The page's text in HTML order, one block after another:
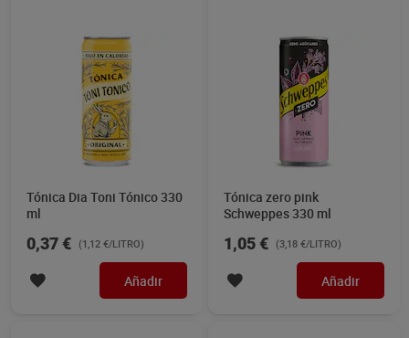
Tónica Dia Toni Tónico 330
ml
0,37 € (1,12 €/LITRO)
Añadir
Tónica zero pink
Schweppes 330 ml
1,05 € (3,18 €/LITRO)
Añadir